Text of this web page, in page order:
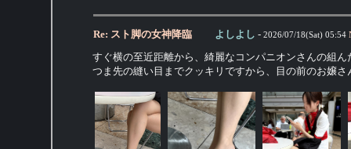
Re: スト脚の女神降臨 よしよし - 2026/07/18(Sat) 05:54
すぐ横の至近距離から、綺麗なコンパニオンさんの組
つま先の縫い目までクッキリですから、目の前のお嬢